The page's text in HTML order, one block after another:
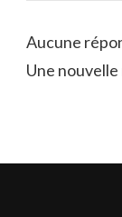
Aucune
Une